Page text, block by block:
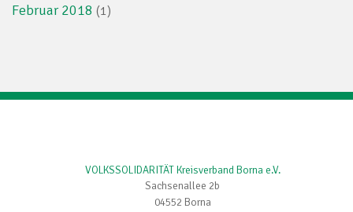
Februar 2018 (1)
VOLKSSOLIDARITÄT Kreisverband Borna e.V.
Sachsenallee 2b
04552 Borna